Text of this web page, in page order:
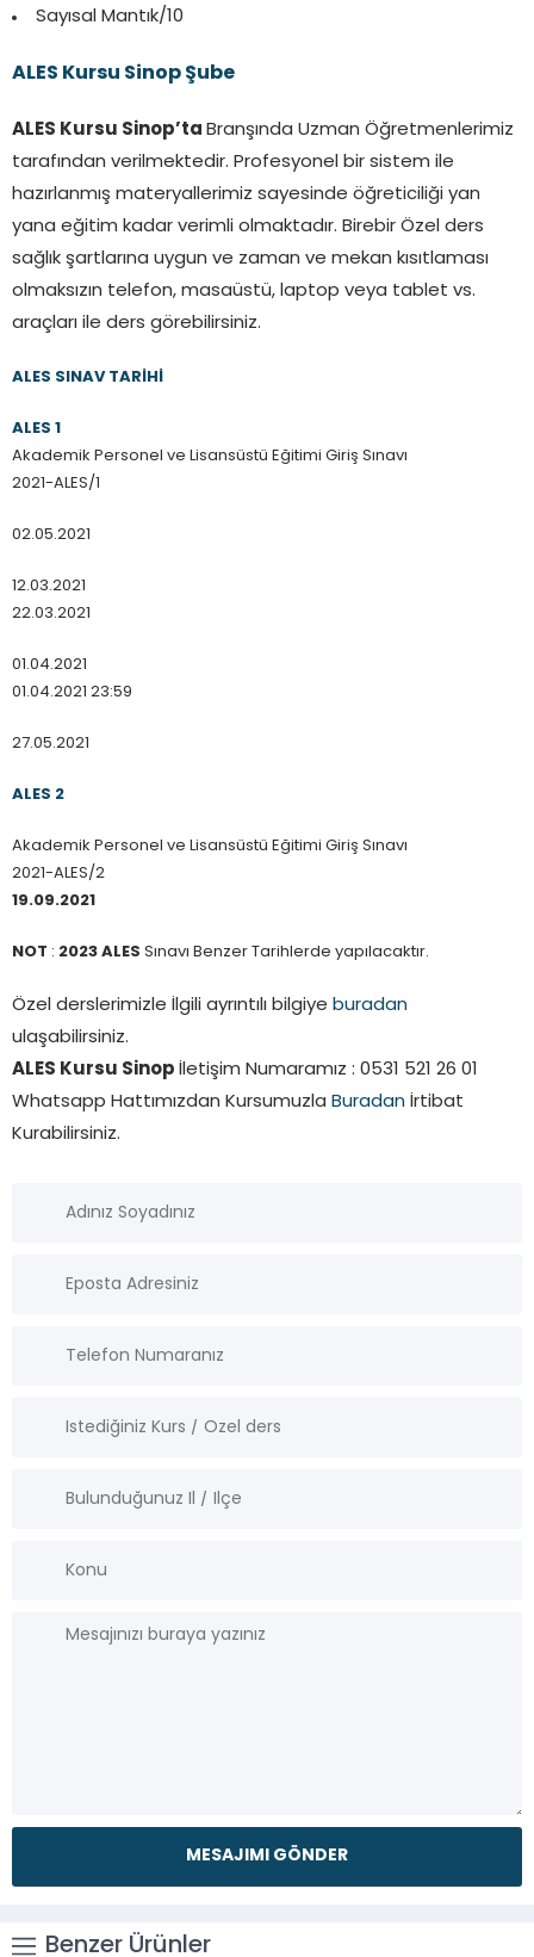
Sayısal Mantık/10
ALES Kursu Sinop Şube
ALES Kursu Sinop’ta Branşında Uzman Öğretmenlerimiz
tarafından verilmektedir. Profesyonel bir sistem ile
hazırlanmış materyallerimiz sayesinde öğreticiliği yan
yana eğitim kadar verimli olmaktadır. Birebir Özel ders
sağlık şartlarına uygun ve zaman ve mekan kısıtlaması
olmaksızın telefon, masaüstü, laptop veya tablet vs.
araçları ile ders görebilirsiniz.
ALES SINAV TARİHİ
ALES 1
Akademik Personel ve Lisansüstü Eğitimi Giriş Sınavı
2021-ALES/1
02.05.2021
12.03.2021
22.03.2021
01.04.2021
01.04.2021 23:59
27.05.2021
ALES 2
Akademik Personel ve Lisansüstü Eğitimi Giriş Sınavı
2021-ALES/2
19.09.2021
NOT : 2023 ALES Sınavı Benzer Tarihlerde yapılacaktır.
Özel derslerimizle İlgili ayrıntılı bilgiye buradan
ulaşabilirsiniz.
ALES Kursu Sinop İletişim Numaramız : 0531 521 26 01
Whatsapp Hattımızdan Kursumuzla Buradan İrtibat
Kurabilirsiniz.
Benzer Ürünler